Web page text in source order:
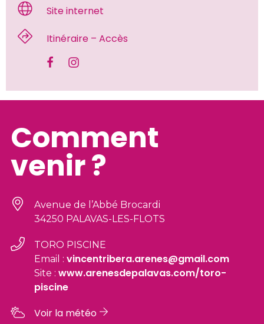
Site internet
Itinéraire – Accès
Comment
venir ?
Avenue de l’Abbé Brocardi
34250 PALAVAS-LES-FLOTS
TORO PISCINE
Email : vincentribera.arenes@gmail.com
Site : www.arenesdepalavas.com/toro-
piscine
Voir la météo